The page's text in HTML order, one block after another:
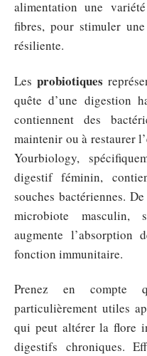
alimentation une
fibres, pour stimuler
résiliente.
Les probiotiques
quête d’une digestion
contiennent des
maintenir ou à restaurer
Yourbiology,
digestif féminin,
souches bactériennes.
microbiote masculin,
augmente l’absorption
fonction immunitaire.
Prenez en compte
particulièrement utiles
qui peut altérer la flore
digestifs chroniques.